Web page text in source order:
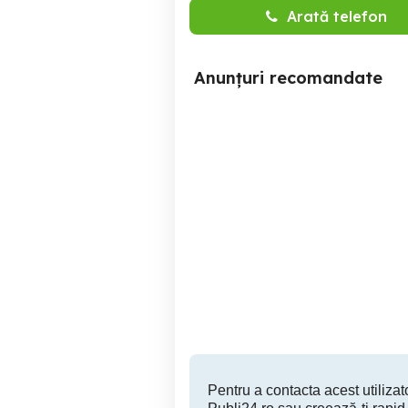
Arată telefon
Anunțuri recomandate
Pentru a contacta acest